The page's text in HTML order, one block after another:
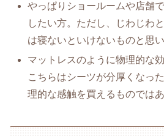
やっぱりショールームや店舗
したい方。ただし、じわじわ
は寝ないといけないものと思い
マットレスのように物理的な
こちらはシーツが分厚くなっ
理的な感触を買えるものではあ